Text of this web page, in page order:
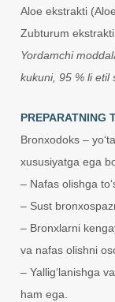
Aloe ekstrakti
Zubturum
Yordamchi
kukuni, 95 % li etil
PREPARATNING
Bronxodoks –
xususiyatga ega
– Nafas olishga
– Sust
– Bronxlarni
va nafas olishni
– Yallig‘lanishga
ham ega.